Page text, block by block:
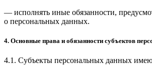
— исполнять иные обязанности,
о персональных данных.
4. Основные права и обязанности субъектов
4.1. Субъекты персональных данных